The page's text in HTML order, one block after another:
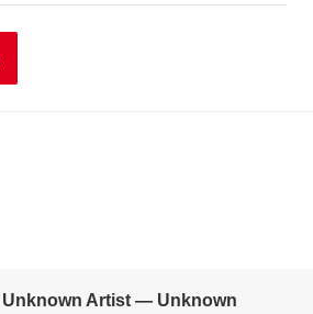
Unknown Artist — Unknown